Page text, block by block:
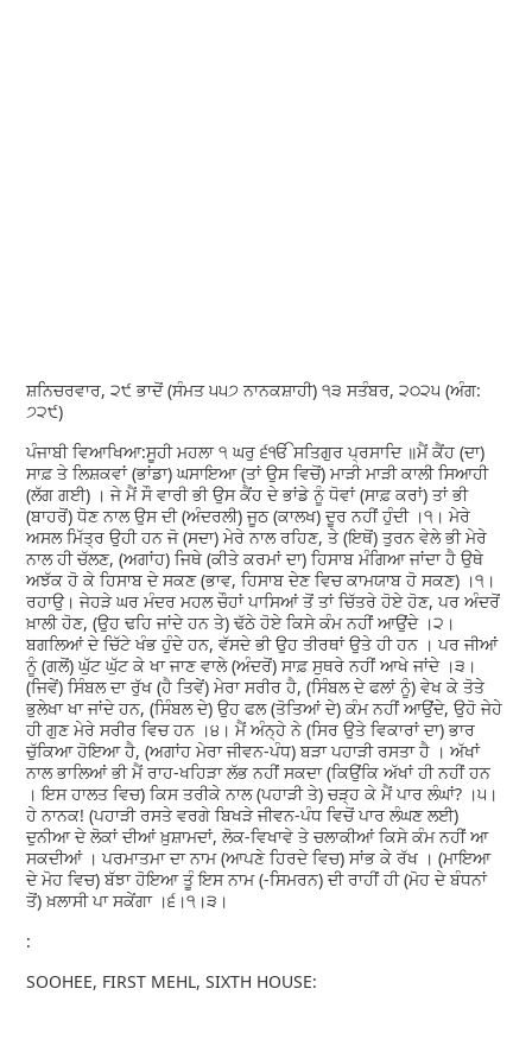
ਸ਼ਨਿਚਰਵਾਰ, ੨੯ ਭਾਦੋਂ (ਸੰਮਤ ੫੫੭ ਨਾਨਕਸ਼ਾਹੀ) ੧੩ ਸਤੰਬਰ, ੨੦੨੫ (ਅੰਗ:
੭੨੯)
ਪੰਜਾਬੀ ਵਿਆਖਿਆ:ਸੂਹੀ ਮਹਲਾ ੧ ਘਰੁ ੬ੴ ਸਤਿਗੁਰ ਪ੍ਰਸਾਦਿ ॥ਮੈਂ ਕੈਂਹ (ਦਾ)
ਸਾਫ਼ ਤੇ ਲਿਸ਼ਕਵਾਂ (ਭਾਂਡਾ) ਘਸਾਇਆ (ਤਾਂ ਉਸ ਵਿਚੋਂ) ਮਾੜੀ ਮਾੜੀ ਕਾਲੀ ਸਿਆਹੀ
(ਲੱਗ ਗਈ) । ਜੇ ਮੈਂ ਸੌ ਵਾਰੀ ਭੀ ਉਸ ਕੈਂਹ ਦੇ ਭਾਂਡੇ ਨੂੰ ਧੋਵਾਂ (ਸਾਫ਼ ਕਰਾਂ) ਤਾਂ ਭੀ
(ਬਾਹਰੋਂ) ਧੋਣ ਨਾਲ ਉਸ ਦੀ (ਅੰਦਰਲੀ) ਜੂਠ (ਕਾਲਖ) ਦੂਰ ਨਹੀਂ ਹੁੰਦੀ ।੧। ਮੇਰੇ
ਅਸਲ ਮਿੱਤ੍ਰ ਉਹੀ ਹਨ ਜੋ (ਸਦਾ) ਮੇਰੇ ਨਾਲ ਰਹਿਣ, ਤੇ (ਇਥੋਂ) ਤੁਰਨ ਵੇਲੇ ਭੀ ਮੇਰੇ
ਨਾਲ ਹੀ ਚੱਲਣ, (ਅਗਾਂਹ) ਜਿਥੇ (ਕੀਤੇ ਕਰਮਾਂ ਦਾ) ਹਿਸਾਬ ਮੰਗਿਆ ਜਾਂਦਾ ਹੈ ਉਥੇ
ਅਝੱਕ ਹੋ ਕੇ ਹਿਸਾਬ ਦੇ ਸਕਣ (ਭਾਵ, ਹਿਸਾਬ ਦੇਣ ਵਿਚ ਕਾਮਯਾਬ ਹੋ ਸਕਣ) ।੧।
ਰਹਾਉ। ਜੇਹੜੇ ਘਰ ਮੰਦਰ ਮਹਲ ਚੌਹਾਂ ਪਾਸਿਆਂ ਤੋਂ ਤਾਂ ਚਿੱਤਰੇ ਹੋਏ ਹੋਣ, ਪਰ ਅੰਦਰੋਂ
ਖ਼ਾਲੀ ਹੋਣ, (ਉਹ ਢਹਿ ਜਾਂਦੇ ਹਨ ਤੇ) ਢੱਠੇ ਹੋਏ ਕਿਸੇ ਕੰਮ ਨਹੀਂ ਆਉਂਦੇ ।੨।
ਬਗਲਿਆਂ ਦੇ ਚਿੱਟੇ ਖੰਭ ਹੁੰਦੇ ਹਨ, ਵੱਸਦੇ ਭੀ ਉਹ ਤੀਰਥਾਂ ਉਤੇ ਹੀ ਹਨ । ਪਰ ਜੀਆਂ
ਨੂੰ (ਗਲੋਂ) ਘੁੱਟ ਘੁੱਟ ਕੇ ਖਾ ਜਾਣ ਵਾਲੇ (ਅੰਦਰੋਂ) ਸਾਫ਼ ਸੁਥਰੇ ਨਹੀਂ ਆਖੇ ਜਾਂਦੇ ।੩।
(ਜਿਵੇਂ) ਸਿੰਬਲ ਦਾ ਰੁੱਖ (ਹੈ ਤਿਵੇਂ) ਮੇਰਾ ਸਰੀਰ ਹੈ, (ਸਿੰਬਲ ਦੇ ਫਲਾਂ ਨੂੰ) ਵੇਖ ਕੇ ਤੋਤੇ
ਭੁਲੇਖਾ ਖਾ ਜਾਂਦੇ ਹਨ, (ਸਿੰਬਲ ਦੇ) ਉਹ ਫਲ (ਤੋਤਿਆਂ ਦੇ) ਕੰਮ ਨਹੀਂ ਆਉਂਦੇ, ਉਹੋ ਜੇਹੇ
ਹੀ ਗੁਣ ਮੇਰੇ ਸਰੀਰ ਵਿਚ ਹਨ ।੪। ਮੈਂ ਅੰਨ੍ਹੇ ਨੇ (ਸਿਰ ਉਤੇ ਵਿਕਾਰਾਂ ਦਾ) ਭਾਰ
ਚੁੱਕਿਆ ਹੋਇਆ ਹੈ, (ਅਗਾਂਹ ਮੇਰਾ ਜੀਵਨ-ਪੰਧ) ਬੜਾ ਪਹਾੜੀ ਰਸਤਾ ਹੈ । ਅੱਖਾਂ
ਨਾਲ ਭਾਲਿਆਂ ਭੀ ਮੈਂ ਰਾਹ-ਖਹਿੜਾ ਲੱਭ ਨਹੀਂ ਸਕਦਾ (ਕਿਉਂਕਿ ਅੱਖਾਂ ਹੀ ਨਹੀਂ ਹਨ
। ਇਸ ਹਾਲਤ ਵਿਚ) ਕਿਸ ਤਰੀਕੇ ਨਾਲ (ਪਹਾੜੀ ਤੇ) ਚੜ੍ਹ ਕੇ ਮੈਂ ਪਾਰ ਲੰਘਾਂ? ।੫।
ਹੇ ਨਾਨਕ! (ਪਹਾੜੀ ਰਸਤੇ ਵਰਗੇ ਬਿਖੜੇ ਜੀਵਨ-ਪੰਧ ਵਿਚੋਂ ਪਾਰ ਲੰਘਣ ਲਈ)
ਦੁਨੀਆ ਦੇ ਲੋਕਾਂ ਦੀਆਂ ਖ਼ੁਸ਼ਾਮਦਾਂ, ਲੋਕ-ਵਿਖਾਵੇ ਤੇ ਚਲਾਕੀਆਂ ਕਿਸੇ ਕੰਮ ਨਹੀਂ ਆ
ਸਕਦੀਆਂ । ਪਰਮਾਤਮਾ ਦਾ ਨਾਮ (ਆਪਣੇ ਹਿਰਦੇ ਵਿਚ) ਸਾਂਭ ਕੇ ਰੱਖ । (ਮਾਇਆ
ਦੇ ਮੋਹ ਵਿਚ) ਬੱਝਾ ਹੋਇਆ ਤੂੰ ਇਸ ਨਾਮ (-ਸਿਮਰਨ) ਦੀ ਰਾਹੀਂ ਹੀ (ਮੋਹ ਦੇ ਬੰਧਨਾਂ
ਤੋਂ) ਖ਼ਲਾਸੀ ਪਾ ਸਕੇਂਗਾ ।੬।੧।੩।
:
SOOHEE, FIRST MEHL, SIXTH HOUSE: